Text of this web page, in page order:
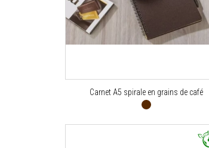
Carnet A5 spirale en grains de café